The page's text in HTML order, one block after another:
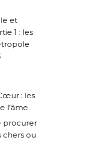
et
1 : les
: les
l’âme
procurer
chers ou